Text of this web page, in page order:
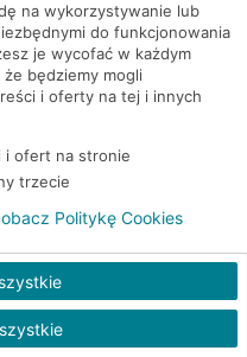
(Euronet)
(Euronet)
(Euronet)
(Euronet)
na wykorzystywanie lub
do funkcjonowania
je wycofać w każdym
będziemy mogli
i oferty na tej i innych
i ofert na stronie
trzecie
Politykę Cookies